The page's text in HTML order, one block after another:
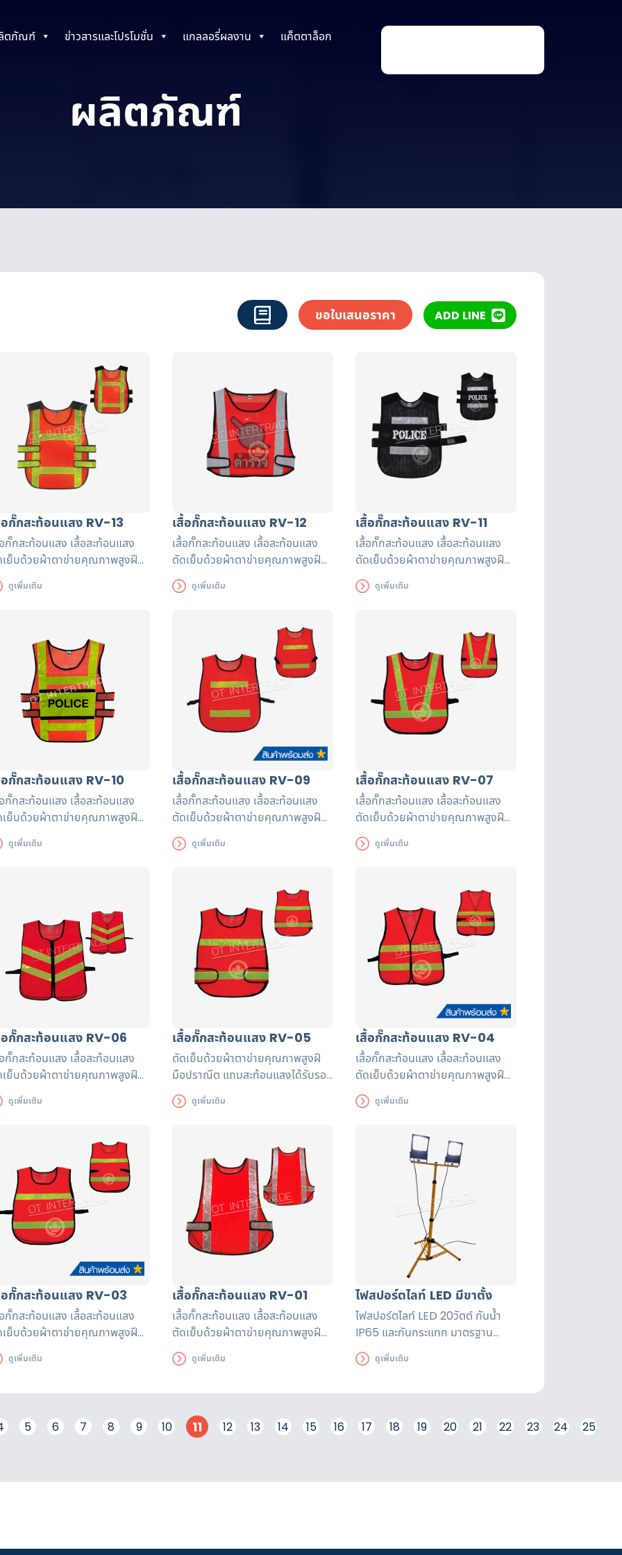
ตภัณฑ์ ข่าวสารและโปรโมชั่น แกลลอรี่ผลงาน
แค็ตตาล็อก
d
ผลิตภัณฑ์
ขอใบเสนอราคา ADD LINE
อกั๊กสะท้อนแสง RV-13
กั๊กสะท้อนแสง เสื้อสะท้อนแสง
ย็บด้วยผ้าตาข่ายคุณภาพสูงฝี
ปราณีต แถบสะท้อนแสงได้รับรอง
รฐาน EN471 ใช้งานได้ยาวนาน
ดูเพิ่มเติม
เสื้อกั๊กสะท้อนแสง RV-12
เสื้อกั๊กสะท้อนแสง เสื้อสะท้อนแสง
ตัดเย็บด้วยผ้าตาข่ายคุณภาพสูงฝี
มือปราณีต แถบสะท้อนแสงได้รับรอง
มาตรฐาน EN471 ใช้งานได้ยาวนาน
ดูเพิ่มเติม
เสื้อกั๊กสะท้อนแสง RV-11
เสื้อกั๊กสะท้อนแสง เสื้อสะท้อนแสง
ตัดเย็บด้วยผ้าตาข่ายคุณภาพสูงฝี
มือปราณีต แถบสะท้อนแสงได้รับรอง
มาตรฐาน EN471 ใช้งานได้ยาวนาน
ดูเพิ่มเติม
อกั๊กสะท้อนแสง RV-10
กั๊กสะท้อนแสง เสื้อสะท้อนแสง
ย็บด้วยผ้าตาข่ายคุณภาพสูงฝี
ปราณีต แถบสะท้อนแสงได้รับรอง
รฐาน EN471 ใช้งานได้ยาวนาน
ดูเพิ่มเติม
เสื้อกั๊กสะท้อนแสง RV-09
เสื้อกั๊กสะท้อนแสง เสื้อสะท้อนแสง
ตัดเย็บด้วยผ้าตาข่ายคุณภาพสูงฝี
มือปราณีต แถบสะท้อนแสงได้รับรอง
มาตรฐาน EN471 ใช้งานได้ยาวนาน
ดูเพิ่มเติม
เสื้อกั๊กสะท้อนแสง RV-07
เสื้อกั๊กสะท้อนแสง เสื้อสะท้อนแสง
ตัดเย็บด้วยผ้าตาข่ายคุณภาพสูงฝี
มือปราณีต แถบสะท้อนแสงได้รับรอง
มาตรฐาน EN471 ใช้งานได้ยาวนาน
ดูเพิ่มเติม
อกั๊กสะท้อนแสง RV-06
กั๊กสะท้อนแสง เสื้อสะท้อนแสง
ย็บด้วยผ้าตาข่ายคุณภาพสูงฝี
ปราณีต แถบสะท้อนแสงได้รับรอง
รฐาน EN471 ใช้งานได้ยาวนาน
ดูเพิ่มเติม
เสื้อกั๊กสะท้อนแสง RV-05
ตัดเย็บด้วยผ้าตาข่ายคุณภาพสูงฝี
มือปราณีต แถบสะท้อนแสงได้รับรอง
มาตรฐาน EN471 ใช้งานได้ยาวนาน
เพื่อความปลอดภัยของผู้ส่วมใส่
ดูเพิ่มเติม
เสื้อกั๊กสะท้อนแสง RV-04
เสื้อกั๊กสะท้อนแสง เสื้อสะท้อนแสง
ตัดเย็บด้วยผ้าตาข่ายคุณภาพสูงฝี
มือปราณีต แถบสะท้อนแสงได้รับรอง
มาตรฐาน EN471 ใช้งานได้ยาวนาน
ดูเพิ่มเติม
อกั๊กสะท้อนแสง RV-03
กั๊กสะท้อนแสง เสื้อสะท้อนแสง
ย็บด้วยผ้าตาข่ายคุณภาพสูงฝี
ปราณีต แถบสะท้อนแสงได้รับรอง
รฐาน EN471 ใช้งานได้ยาวนาน
ดูเพิ่มเติม
เสื้อกั๊กสะท้อนแสง RV-01
เสื้อกั๊กสะท้อนแสง เสื้อสะท้อนแสง
ตัดเย็บด้วยผ้าตาข่ายคุณภาพสูงฝี
มือปราณีต แถบสะท้อนแสงได้รับรอง
มาตรฐาน EN471 ใช้งานได้ยาวนาน
ดูเพิ่มเติม
ไฟสปอร์ตไลท์ LED มีขาตั้ง
ไฟสปอร์ตไลท์ LED 20วัตต์ กันน้ำ
IP65 และกันกระแทก มาตรฐาน
มอก. 1955-2551 สายไฟยาวถึง 15
เมตร ความสว่าง 4,000 Lumens
ดูเพิ่มเติม
5 6 7 8 9 10 11 12 13 14 15 16 17 18 19 20 21 22 23 24 25